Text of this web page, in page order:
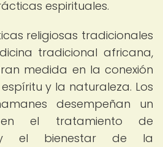
espirituales.
religiosas tradicionales
tradicional africana,
medida en la conexión
y la naturaleza. Los
desempeñan un
el tratamiento de
y el bienestar de la